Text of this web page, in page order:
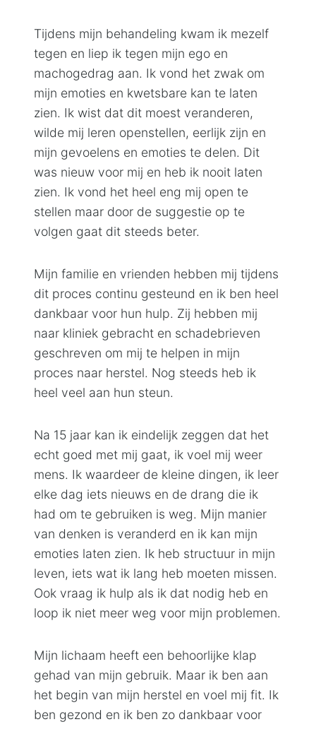
Tijdens mijn behandeling kwam ik mezelf
tegen en liep ik tegen mijn ego en
machogedrag aan. Ik vond het zwak om
mijn emoties en kwetsbare kan te laten
zien. Ik wist dat dit moest veranderen,
wilde mij leren openstellen, eerlijk zijn en
mijn gevoelens en emoties te delen. Dit
was nieuw voor mij en heb ik nooit laten
zien. Ik vond het heel eng mij open te
stellen maar door de suggestie op te
volgen gaat dit steeds beter.
Mijn familie en vrienden hebben mij tijdens
dit proces continu gesteund en ik ben heel
dankbaar voor hun hulp. Zij hebben mij
naar kliniek gebracht en schadebrieven
geschreven om mij te helpen in mijn
proces naar herstel. Nog steeds heb ik
heel veel aan hun steun.
Na 15 jaar kan ik eindelijk zeggen dat het
echt goed met mij gaat, ik voel mij weer
mens. Ik waardeer de kleine dingen, ik leer
elke dag iets nieuws en de drang die ik
had om te gebruiken is weg. Mijn manier
van denken is veranderd en ik kan mijn
emoties laten zien. Ik heb structuur in mijn
leven, iets wat ik lang heb moeten missen.
Ook vraag ik hulp als ik dat nodig heb en
loop ik niet meer weg voor mijn problemen.
Mijn lichaam heeft een behoorlijke klap
gehad van mijn gebruik. Maar ik ben aan
het begin van mijn herstel en voel mij fit. Ik
ben gezond en ik ben zo dankbaar voor